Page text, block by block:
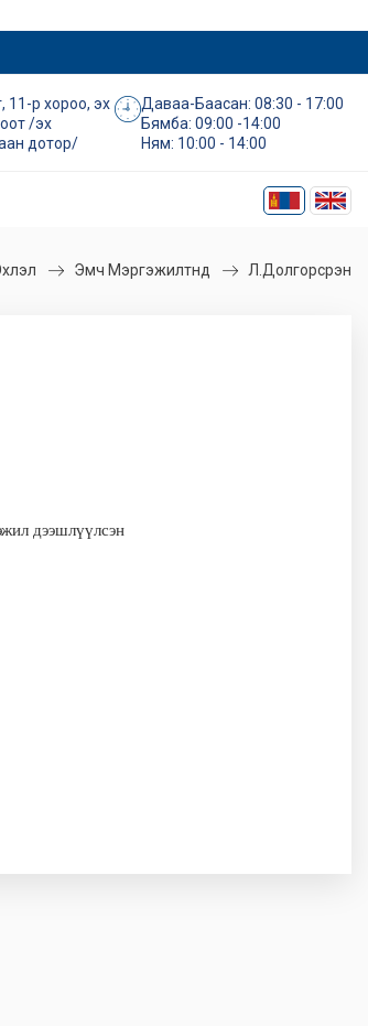
11-р хороо, эх
/эх
дотор/
Даваа-Баасан: 08:30 - 17:00
Бямба: 09:00 -14:00
Ням: 10:00 - 14:00
Эмч Мэргэжилтнүүд Л.Долгорсүрэн
дээшлүүлсэн